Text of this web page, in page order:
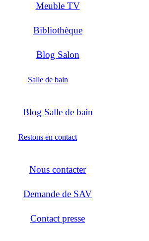
Meuble TV
Bibliothèque
Blog Salon
Salle de bain
Blog Salle de bain
Restons en contact
Nous contacter
Demande de SAV
Contact presse